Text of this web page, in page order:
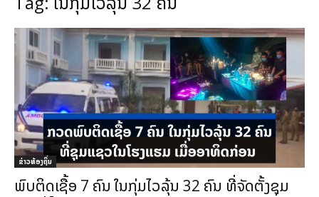
ຂ່າວທ້ອງຖິ່ນ
ພົບຕິດເຊື້ອ 7 ຄົນ ໃນກຸ່ມໄວລຸ້ນ 32 ຄົນ ທີ່ຈັດຕັ້ງຊຸມ